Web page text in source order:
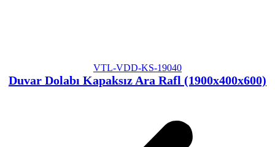
VTL-VDD-KS-19040
Duvar Dolabı Kapaksız Ara Rafl (1900x400x600)